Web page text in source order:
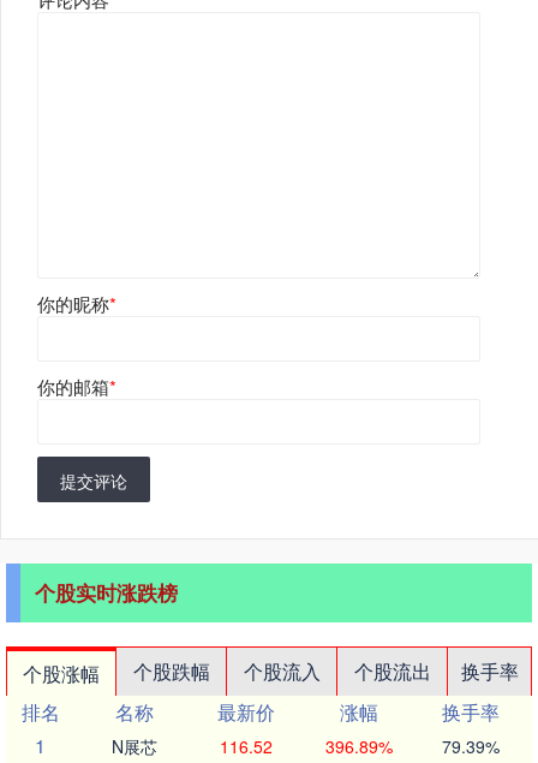
你的昵称*
你的邮箱*
提交评论
个股实时涨跌榜
个股涨幅 个股跌幅 个股流入 个股流出
换手率
排名
名称 最新价 涨幅
换手率
1
N展芯 116.52 396.89% 79.39%